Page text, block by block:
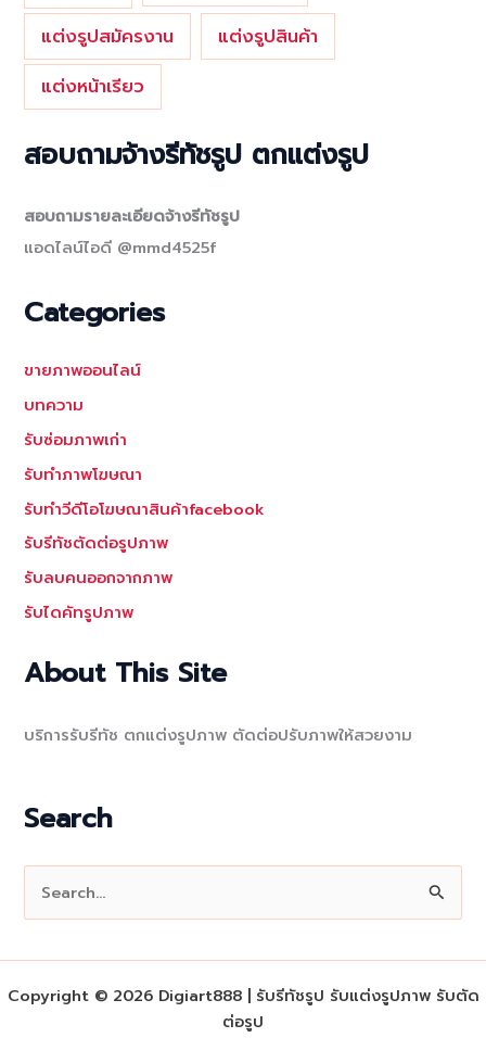
แต่งรูปสมัครงาน
แต่งรูปสินค้า
แต่งหน้าเรียว
สอบถามจ้างรีทัชรูป ตกแต่งรูป
สอบถามรายละเอียดจ้างรีทัชรูป
แอดไลน์ไอดี @mmd4525f
Categories
ขายภาพออนไลน์
บทความ
รับซ่อมภาพเก่า
รับทำภาพโฆษณา
รับทำวีดีโอโฆษณาสินค้าfacebook
รับรีทัชตัดต่อรูปภาพ
รับลบคนออกจากภาพ
รับไดคัทรูปภาพ
About This Site
บริการรับรีทัช ตกแต่งรูปภาพ ตัดต่อปรับภาพให้สวยงาม
Search
c
Copyright © 2026 Digiart888 | รับรีทัชรูป รับแต่งรูปภาพ รับตัด
ต่อรูป